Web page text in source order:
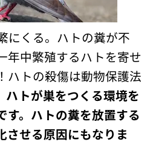
にくる。ハトの糞が不
年中繁殖するハトを寄せ
ハトの殺傷は動物保護法
ハトが巣をつくる環境を
す。ハトの糞を放置する
させる原因にもなりま